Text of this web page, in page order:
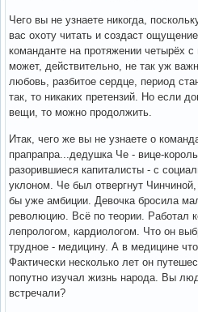
Чего вы не узнаете никогда,
вас охоту читать и создаст
команданте на протяжении четырёх
может, действительно, не так уж
любовь, разбитое сердце, период
так, то никаких претензий. Но если
вещи, то можно продолжить.
Итак, чего же вы не узнаете о
прапрапра...дедушка Че - вице-
разорившиеся капиталисты - с
уклоном. Че был отвергнут Чинчиной,
бы уже амбиции. Девочка бросила
революцию. Всё по теории. Работал
лепрологом, кардиологом. Что он
трудное - медицину. А в медицине
Фактически несколько лет он
попутно изучал жизнь народа. Вы
встречали?